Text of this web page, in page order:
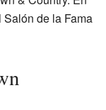
de la Fama